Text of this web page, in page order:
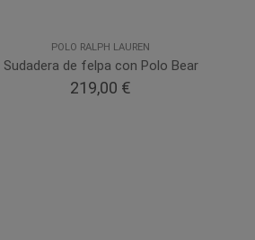
POLO RALPH LAUREN
Sudadera de felpa con Polo Bear
219,00 €